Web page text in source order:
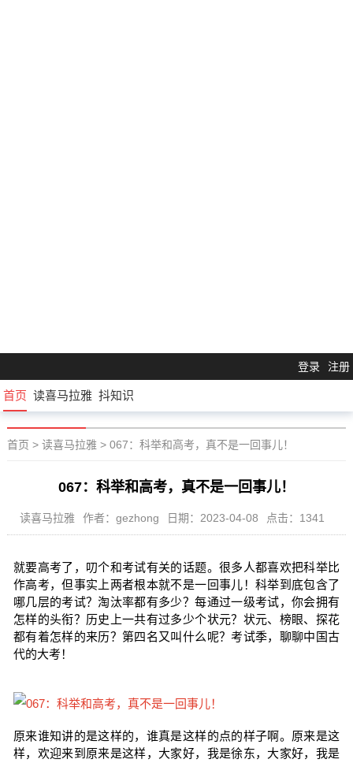
登录 注册
首页 读喜马拉雅 抖知识
首页 > 读喜马拉雅> 067：科举和高考，真不是一回事儿！
067：科举和高考，真不是一回事儿！
读喜马拉雅 作者：gezhong 日期：2023-04-08 点击：1341
就要高考了，叨个和考试有关的话题。很多人都喜欢把科举比
作高考，但事实上两者根本就不是一回事儿！科举到底包含了
哪几层的考试？淘汰率都有多少？每通过一级考试，你会拥有
怎样的头衔？历史上一共有过多少个状元？状元、榜眼、探花
都有着怎样的来历？第四名又叫什么呢？考试季，聊聊中国古
代的大考！
原来谁知讲的是这样的，谁真是这样的点的样子啊。原来是这
样，欢迎来到原来是这样，大家好，我是徐东，大家好，我是